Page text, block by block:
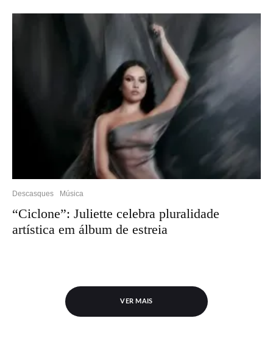
Descasques Música
“Ciclone”: Juliette celebra pluralidade
artística em álbum de estreia
VER MAIS